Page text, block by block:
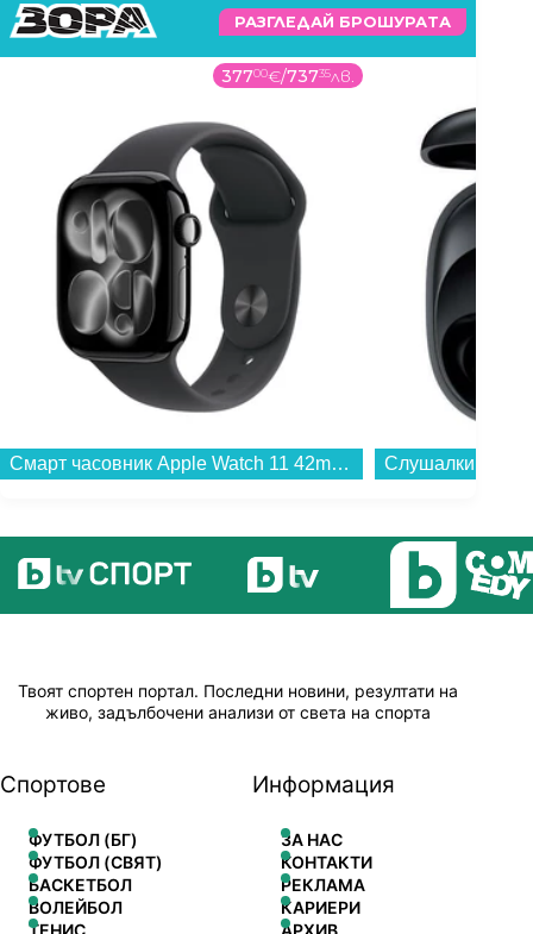
РАЗГЛЕДАЙ БРОШУРАТА
37700€/73735лв.
Смарт часовник Apple Watch 11 42mm Jet Black/Black Band S/M meqt4 , 1.80 , 64 , Apple S10 SiP 64-bit Dual Core...
Твоят спортен портал. Последни новини, резултати на
живо, задълбочени анализи от света на спорта
Спортове
ФУТБОЛ (БГ)
ФУТБОЛ (СВЯТ)
БАСКЕТБОЛ
ВОЛЕЙБОЛ
ТЕНИС
Информация
ЗА НАС
КОНТАКТИ
РЕКЛАМА
КАРИЕРИ
АРХИВ